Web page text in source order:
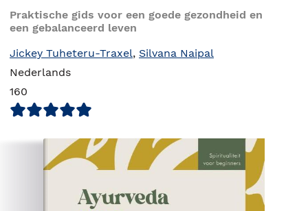
Praktische gids voor een goede gezondheid en
een gebalanceerd leven
Jickey Tuheteru-Traxel, Silvana Naipal
Nederlands
160